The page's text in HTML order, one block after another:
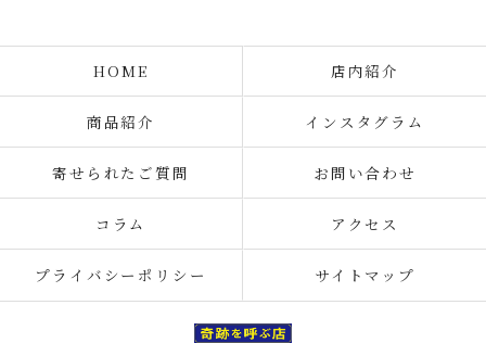
HOME 店内紹介
商品紹介 インスタグラム
寄せられたご質問 お問い合わせ
コラム アクセス
プライバシーポリシー サイトマップ